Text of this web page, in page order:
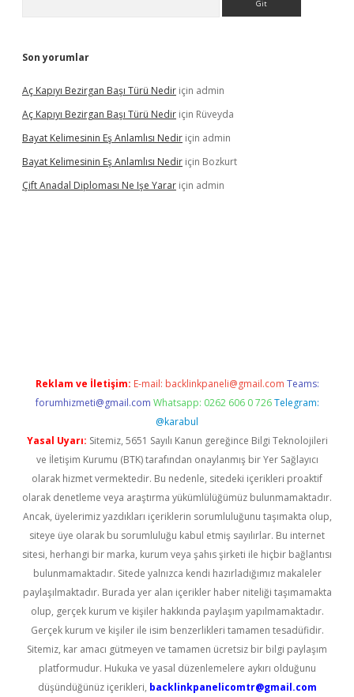
Son yorumlar
Aç Kapıyı Bezirgan Başı Türü Nedir için admin
Aç Kapıyı Bezirgan Başı Türü Nedir için Rüveyda
Bayat Kelimesinin Eş Anlamlısı Nedir için admin
Bayat Kelimesinin Eş Anlamlısı Nedir için Bozkurt
Çift Anadal Diploması Ne Işe Yarar için admin
Reklam ve İletişim: E-mail: backlinkpaneli@gmail.com Teams:
forumhizmeti@gmail.com Whatsapp: 0262 606 0 726 Telegram:
@karabul
Yasal Uyarı: Sitemiz, 5651 Sayılı Kanun gereğince Bilgi Teknolojileri
ve İletişim Kurumu (BTK) tarafından onaylanmış bir Yer Sağlayıcı
olarak hizmet vermektedir. Bu nedenle, sitedeki içerikleri proaktif
olarak denetleme veya araştırma yükümlülüğümüz bulunmamaktadır.
Ancak, üyelerimiz yazdıkları içeriklerin sorumluluğunu taşımakta olup,
siteye üye olarak bu sorumluluğu kabul etmiş sayılırlar. Bu internet
sitesi, herhangi bir marka, kurum veya şahıs şirketi ile hiçbir bağlantısı
bulunmamaktadır. Sitede yalnızca kendi hazırladığımız makaleler
paylaşılmaktadır. Burada yer alan içerikler haber niteliği taşımamakta
olup, gerçek kurum ve kişiler hakkında paylaşım yapılmamaktadır.
Gerçek kurum ve kişiler ile isim benzerlikleri tamamen tesadüfidir.
Sitemiz, kar amacı gütmeyen ve tamamen ücretsiz bir bilgi paylaşım
platformudur. Hukuka ve yasal düzenlemelere aykırı olduğunu
düşündüğünüz içerikleri, backlinkpanelicomtr@gmail.com